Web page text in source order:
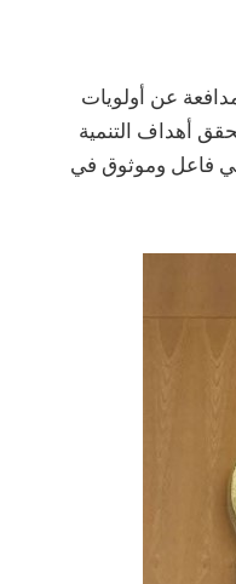
عن أولويات
أهداف التنمية
فاعل وموثوق في